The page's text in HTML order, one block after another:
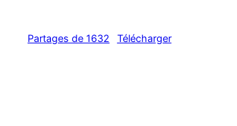
Partages de 1632 Télécharger